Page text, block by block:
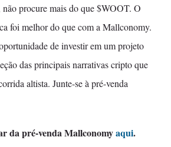
procure mais do que $WOOT. O
foi melhor do que com a Mallconomy.
de investir em um projeto
das principais narrativas cripto que
altista. Junte-se à pré-venda
da pré-venda Mallconomyaqui.